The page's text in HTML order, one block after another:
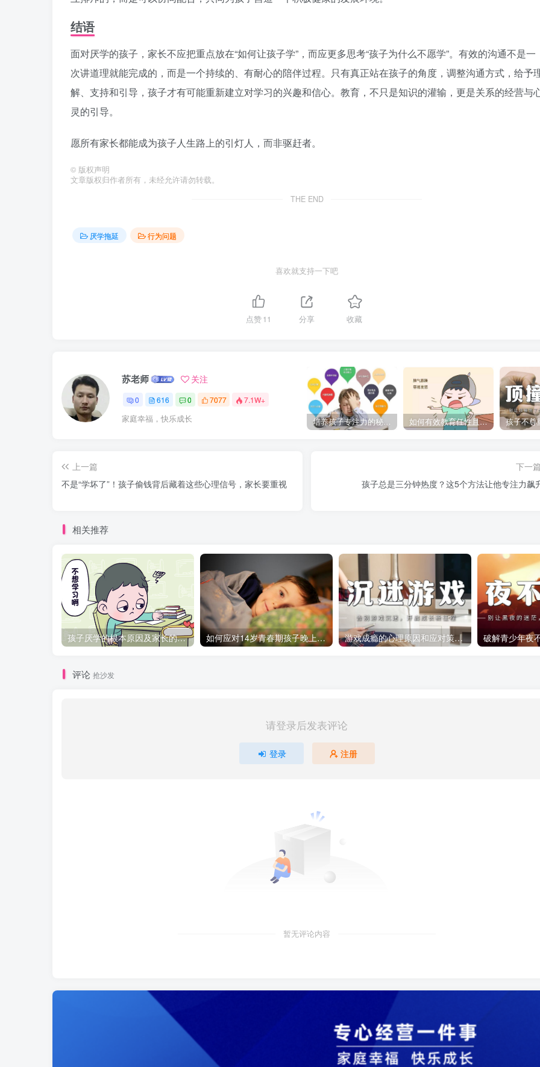
结语
面对厌学的孩子，家长不应把重点放在“如何让孩子学”，而应更多思考“孩子为什么不愿学”。有效的沟通不是一
次讲道理就能完成的，而是一个持续的、有耐心的陪伴过程。只有真正站在孩子的角度，调整沟通方式，给予
解、支持和引导，孩子才有可能重新建立对学习的兴趣和信心。教育，不只是知识的灌输，更是关系的经营与
灵的引导。
愿所有家长都能成为孩子人生路上的引灯人，而非驱赶者。
© 版权声明
文章版权归作者所有，未经允许请勿转载。
THE END
厌学拖延 行为问题
喜欢就支持一下吧
点赞11 分享 收藏
苏老师 关注
0 616 0 7077 7.1W+
家庭幸福，快乐成长 如何有效教育任性且脾气暴躁的孩子，父母必看的实用指南
上一篇
不是“学坏了”！孩子偷钱背后藏着这些心理信号，家长要重视
下一
孩子总是三分钟热度？这5个方法让他专注力飙
相关推荐
孩子厌学的根本原因及家长的正确引导策略 如何应对14岁青春期孩子晚上不回家的问题 游戏成瘾的心理原因和应对策略：如何引导青少年走出虚拟世界？
评论 抢沙发
请登录后发表评论
登录 注册
暂无评论内容